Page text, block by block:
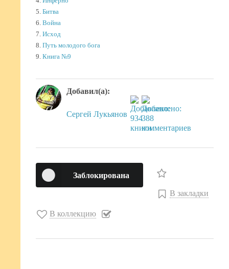
5. Битва
6. Война
7. Исход
8. Путь молодого бога
9. Книга №9
Добавил(а):
Сергей Лукьянов
Заблокирована
В закладки
В коллекцию